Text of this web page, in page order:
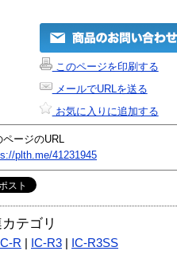
このページを印刷する
メールでURLを送る
お気に入りに追加する
ページのURL
plth.me/41231945
テゴリ
IC-R IC-R3 IC-R3SS